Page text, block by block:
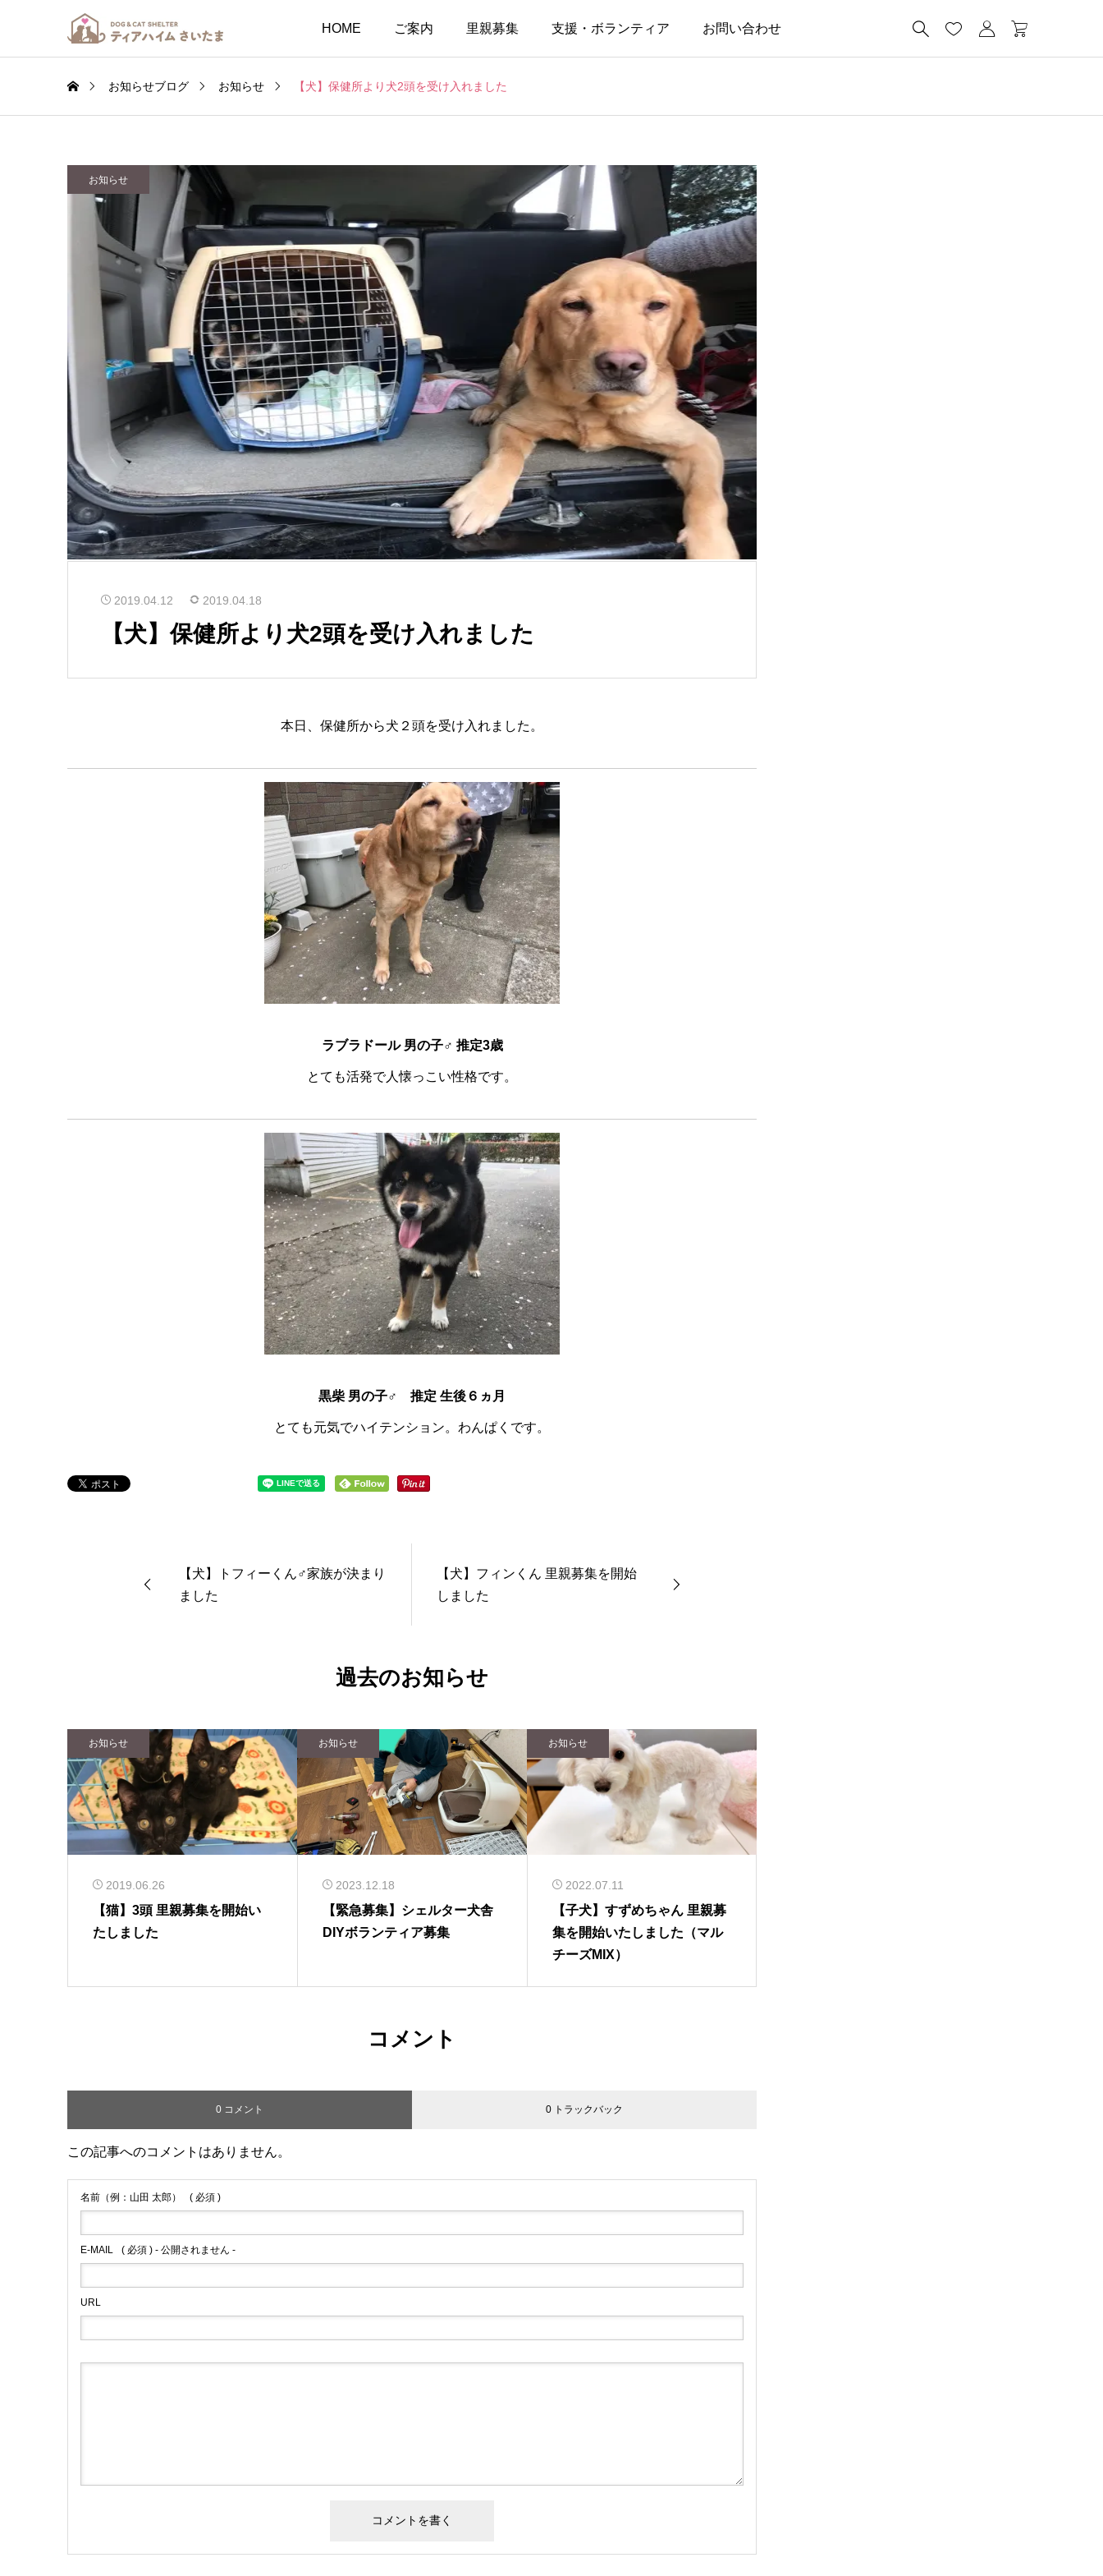
HOME ご案内 里親募集 支援・ボランティア お問い合わせ    
お知らせブログ お知らせ 【犬】保健所より犬2頭を受け入れました
お知らせ
2019.04.12 2019.04.18
【犬】保健所より犬2頭を受け入れました
本日、保健所から犬２頭を受け入れました。
ラブラドール 男の子♂ 推定3歳
とても活発で人懐っこい性格です。
黒柴 男の子♂ 推定 生後６ヵ月
とても元気でハイテンション。わんぱくです。
【犬】トフィーくん♂家族が決まり
ました
【犬】フィンくん 里親募集を開始
しました
過去のお知らせ
お知らせ
2019.06.26
【猫】3頭 里親募集を開始い
たしました
お知らせ
2023.12.18
【緊急募集】シェルター犬舎
DIYボランティア募集
お知らせ
2022.07.11
【子犬】すずめちゃん 里親募
集を開始いたしました（マル
チーズMIX）
コメント
0 コメント 0 トラックバック
この記事へのコメントはありません。
名前（例：山田 太郎） ( 必須 )
E-MAIL ( 必須 ) - 公開されません -
URL